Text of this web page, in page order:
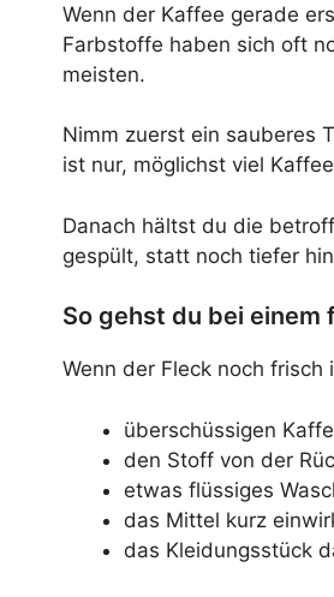
Wenn der Kaffee gerade
Farbstoffe haben sich oft
meisten.
Nimm zuerst ein sauberes
ist nur, möglichst viel
Danach hältst du die
gespült, statt noch tiefer
So gehst du bei
Wenn der Fleck noch
überschüssigen
den Stoff von der
etwas flüssiges
das Mittel kurz
das Kleidungsstück